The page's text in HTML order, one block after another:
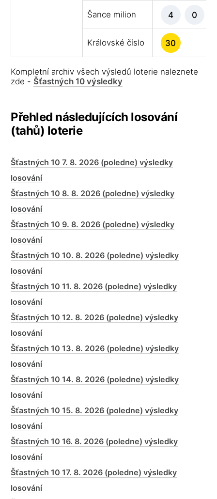
Šance milion 4 0
Královské číslo 30
Kompletní archiv všech výsledů loterie naleznete
zde - Šťastných 10 výsledky
Přehled následujících losování
(tahů) loterie
Šťastných 10 7. 8. 2026 (poledne) výsledky
losování
Šťastných 10 8. 8. 2026 (poledne) výsledky
losování
Šťastných 10 9. 8. 2026 (poledne) výsledky
losování
Šťastných 10 10. 8. 2026 (poledne) výsledky
losování
Šťastných 10 11. 8. 2026 (poledne) výsledky
losování
Šťastných 10 12. 8. 2026 (poledne) výsledky
losování
Šťastných 10 13. 8. 2026 (poledne) výsledky
losování
Šťastných 10 14. 8. 2026 (poledne) výsledky
losování
Šťastných 10 15. 8. 2026 (poledne) výsledky
losování
Šťastných 10 16. 8. 2026 (poledne) výsledky
losování
Šťastných 10 17. 8. 2026 (poledne) výsledky
losování